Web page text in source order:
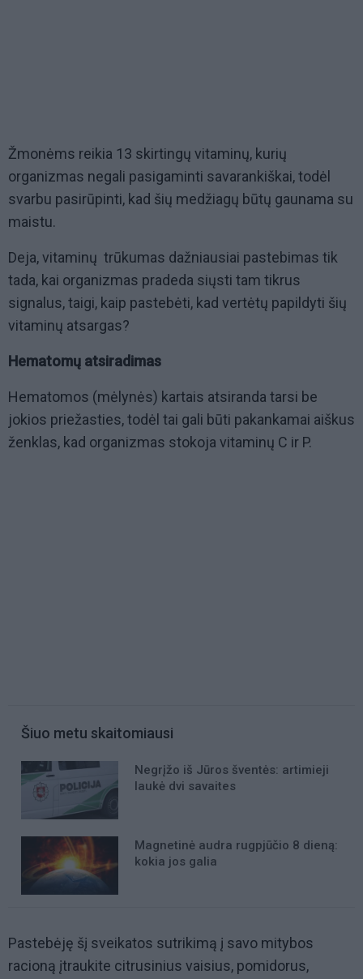
Žmonėms reikia 13 skirtingų vitaminų, kurių
organizmas negali pasigaminti savarankiškai, todėl
svarbu pasirūpinti, kad šių medžiagų būtų gaunama su
maistu.
Deja, vitaminų trūkumas dažniausiai pastebimas tik
tada, kai organizmas pradeda siųsti tam tikrus
signalus, taigi, kaip pastebėti, kad vertėtų papildyti šių
vitaminų atsargas?
Hematomų atsiradimas
Hematomos (mėlynės) kartais atsiranda tarsi be
jokios priežasties, todėl tai gali būti pakankamai aiškus
ženklas, kad organizmas stokoja vitaminų C ir P.
Šiuo metu skaitomiausi
Negrįžo iš Jūros šventės: artimieji
laukė dvi savaites
Magnetinė audra rugpjūčio 8 dieną:
kokia jos galia
Pastebėję šį sveikatos sutrikimą į savo mitybos
racioną įtraukite citrusinius vaisius, pomidorus,